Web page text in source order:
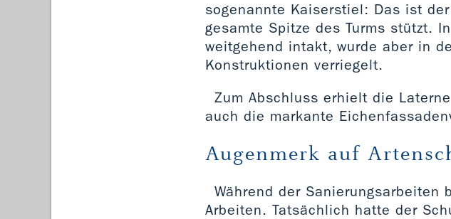
sogenannte Kaiserstiel: Das ist
gesamte Spitze des Turms stützt.
weitgehend intakt, wurde aber in
Konstruktionen verriegelt.
Zum Abschluss erhielt die
auch die markante
Augenmerk auf
Während der
Arbeiten. Tatsächlich hatte der